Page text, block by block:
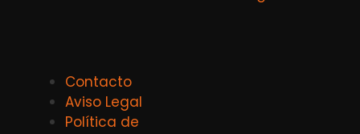
Contacto
Aviso Legal
Política de